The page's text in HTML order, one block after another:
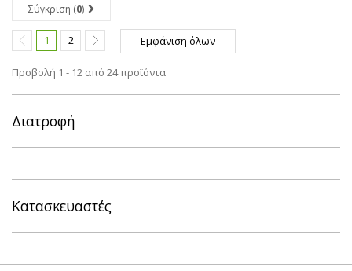
Σύγκριση (0)
Εμφάνιση όλων
1 2
Προβολή 1 - 12 από 24 προϊόντα
Διατροφή
Κατασκευαστές